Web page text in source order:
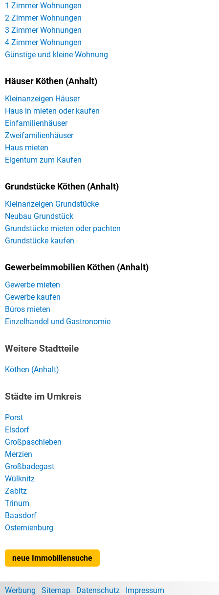
1 Zimmer Wohnungen
2 Zimmer Wohnungen
3 Zimmer Wohnungen
4 Zimmer Wohnungen
Günstige und kleine Wohnung
Häuser Köthen (Anhalt)
Kleinanzeigen Häuser
Haus in mieten oder kaufen
Einfamilienhäuser
Zweifamilienhäuser
Haus mieten
Eigentum zum Kaufen
Grundstücke Köthen (Anhalt)
Kleinanzeigen Grundstücke
Neubau Grundstück
Grundstücke mieten oder pachten
Grundstücke kaufen
Gewerbeimmobilien Köthen (Anhalt)
Gewerbe mieten
Gewerbe kaufen
Büros mieten
Einzelhandel und Gastronomie
Weitere Stadtteile
Köthen (Anhalt)
Städte im Umkreis
Porst
Elsdorf
Großpaschleben
Merzien
Großbadegast
Wülknitz
Zabitz
Trinum
Baasdorf
Osternienburg
neue Immobiliensuche
Werbung Sitemap Datenschutz Impressum